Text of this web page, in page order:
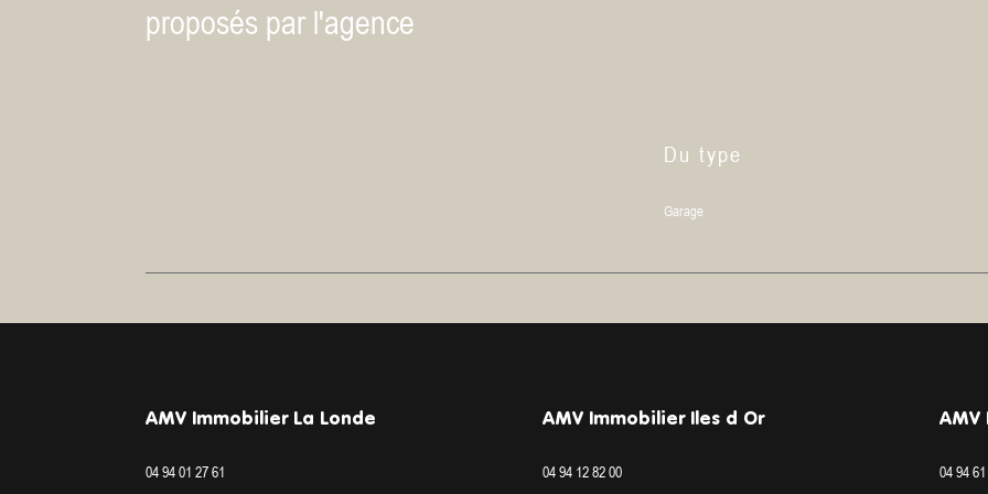
proposés par l'agence
Du type
Garage
AMV Immobilier La Londe
04 94 01 27 61
AMV Immobilier Iles d Or
04 94 12 82 00
AMV
04 94